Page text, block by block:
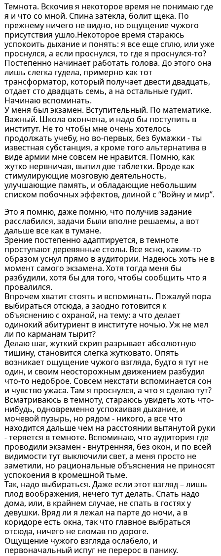
Темнота. Вскочив я некоторое время не понимаю где
я и что со мной. Спина затекла, болит щека. По
прежнему ничего не видно, но ощущение чужого
присутствия ушло.Некоторое время стараюсь
успокоить дыхание и понять: я все еще сплю, или уже
проснулся, а если проснулся, то где я проснулся-то?
Постепенно начинает работать голова. До этого она
лишь слегка гудела, примерно как тот
трансформатор, который получает двести двадцать,
отдает сто двадцать семь, а на остальные гудит.
Начинаю вспоминать.
У меня был экзамен. Вступительный. По математике.
Важный. Школа окончена, и надо бы поступить в
институт. Не то чтобы мне очень хотелось
продолжать учебу, но во-первых, без бумажки - ты
известная субстанция, а кроме того альтернатива в
виде армии мне совсем не нравится. Помню, как
жутко нервничая, выпил две таблетки. Вроде как
стимулирующие мозговую деятельность,
улучшающие память, и обладающие небольшим
списком побочных эффектов, длиной с “Войну и мир”.
Это я помню, даже помню, что получив задание
расслабился, задачи были вполне решаемы, а вот
дальше все как в тумане.
Зрение постепенно адаптируется, в темноте
проступают деревянные столы. Все ясно, каким-то
образом уснул прямо в аудитории. Надеюсь хоть не в
момент самого экзамена. Хотя тогда меня бы
разбудили, хотя бы для того, чтобы сообщить что я
провалился.
Впрочем хватит стоять и вспоминать. Пожалуй пора
выбираться отсюда, а заодно готовится к
объяснению с охраной, на тему: а что делает
одинокий абитуриент в институте ночью. Уж не мел
ли по карманам тырит?
Делаю шаг, жуткий скрип разрывает абсолютную
тишину, становится слегка жутковато. Опять
возникает ощущение чужого взгляда, будто я тут не
один, и своим неосторожным движением разбудил
что-то недоброе. Совсем некстати вспоминается сон
и чувство ужаса. Там я проснулся, а что я сделаю тут?
Всматриваюсь в темноту, стараюсь увидеть хоть что-
нибудь, одновременно успокаивая дыхание, и
мочевой пузырь, но рядом - никого, а все что
находится дальше чем на расстоянии вытянутой руки
- теряется в темноте. Вспоминаю, что аудитория где
проводили экзамен - внутренняя, без окон, и по всей
видимости тут выключили свет, а меня просто не
заметили, но рациональные объяснения не приносят
успокоения в кромешной тьме.
Так, надо выбираться. Даже если этот взгляд – лишь
плод воображения, нечего тут делать. Спать надо
дома, или, в крайнем случае, не спать в гостях у
девушки. Вряд ли я лежал на парте до ночи, а в
коридоре есть окна, так что главное выбраться
отсюда, ничего не сломав по дороге.
Ощущение чужого взгляда ослабело, и
первоначальный испуг не перерос в панику.